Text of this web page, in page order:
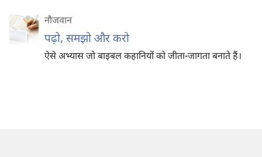
नौजवान
पढ़ो, समझो और करो
ऐसे अभ्यास जो बाइबल कहानियों को जीता-जागता बनाते हैं।